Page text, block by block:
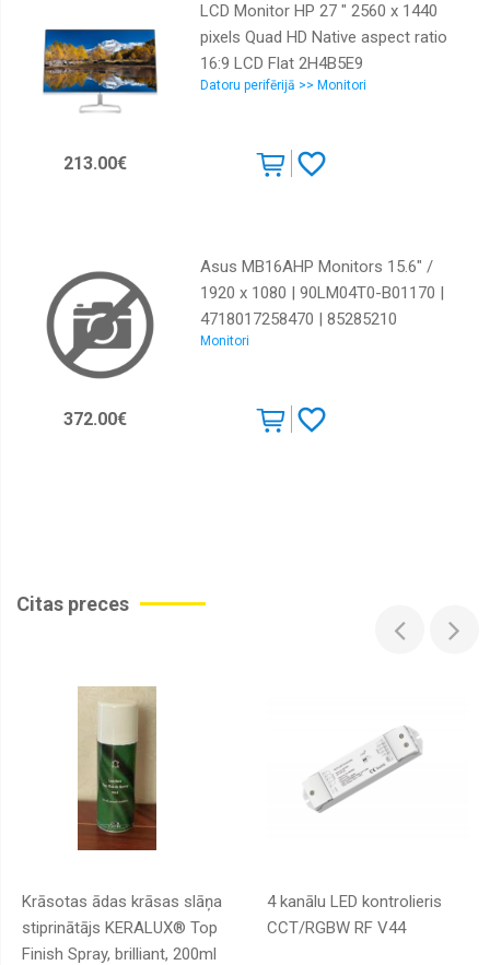
LCD Monitor HP 27 " 2560 x 1440
pixels Quad HD Native aspect ratio
16:9 LCD Flat 2H4B5E9
Datoru perifērijā >> Monitori
213.00€
Asus MB16AHP Monitors 15.6" /
1920 x 1080 | 90LM04T0-B01170 |
4718017258470 | 85285210
Monitori
372.00€
Citas preces
Krāsotas ādas krāsas slāņa
stiprinātājs KERALUX® Top
Finish Spray, brilliant, 200ml
4 kanālu LED kontrolieris
CCT/RGBW RF V44